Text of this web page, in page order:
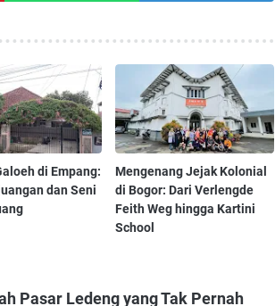
di Empang:
dan Seni
Mengenang Jejak Kolonial
di Bogor: Dari Verlengde
Feith Weg hingga Kartini
School
Pasar Ledeng yang Tak Pernah